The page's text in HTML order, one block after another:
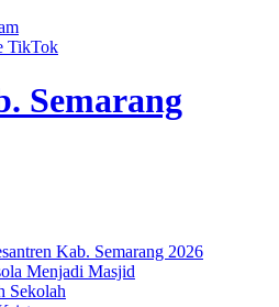
TikTok
Semarang
Kab. Semarang 2026
Menjadi Masjid
Sekolah